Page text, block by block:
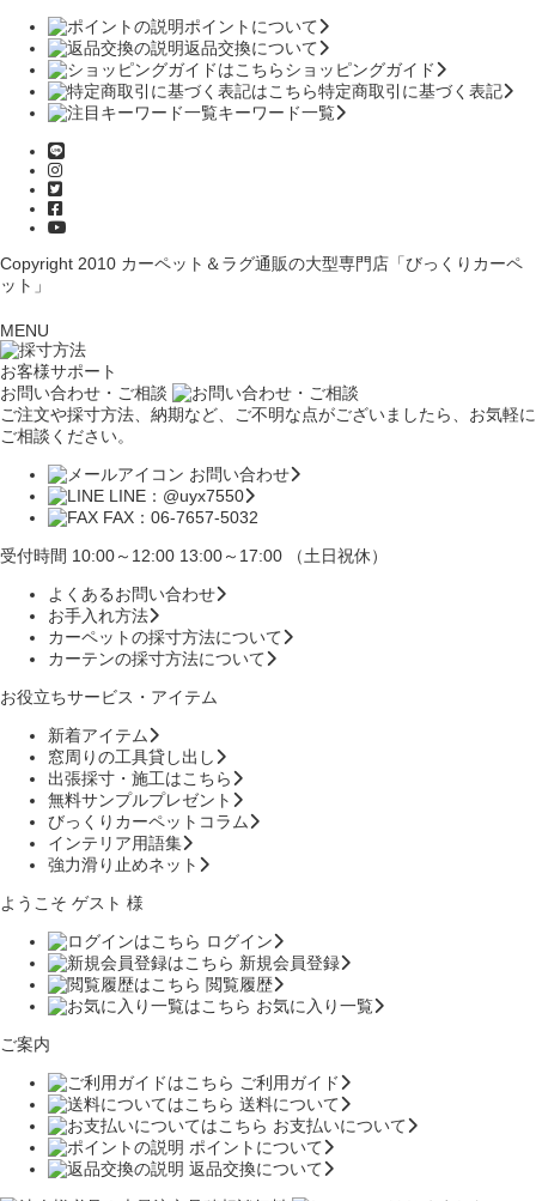
ポイントについて
返品交換について
ショッピングガイド
特定商取引に基づく表記
キーワード一覧
Copyright 2010 カーペット＆ラグ通販の大型専門店「びっくりカーペ
ット」
MENU
お客様サポート
お問い合わせ・ご相談
ご注文や採寸方法、納期など、ご不明な点がございましたら、お気軽に
ご相談ください。
お問い合わせ
LINE：@uyx7550
FAX：06-7657-5032
受付時間 10:00～12:00 13:00～17:00 （土日祝休）
よくあるお問い合わせ
お手入れ方法
カーペットの採寸方法について
カーテンの採寸方法について
お役立ちサービス・アイテム
新着アイテム
窓周りの工具貸し出し
出張採寸・施工はこちら
無料サンプルプレゼント
びっくりカーペットコラム
インテリア用語集
強力滑り止めネット
ようこそ ゲスト 様
ログイン
新規会員登録
閲覧履歴
お気に入り一覧
ご案内
ご利用ガイド
送料について
お支払いについて
ポイントについて
返品交換について